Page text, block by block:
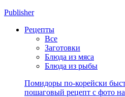
Publisher
Рецепты
Все
Заготовки
Блюда из мяса
Блюда из рыбы
Помидоры по-корейски
пошаговый рецепт с фото